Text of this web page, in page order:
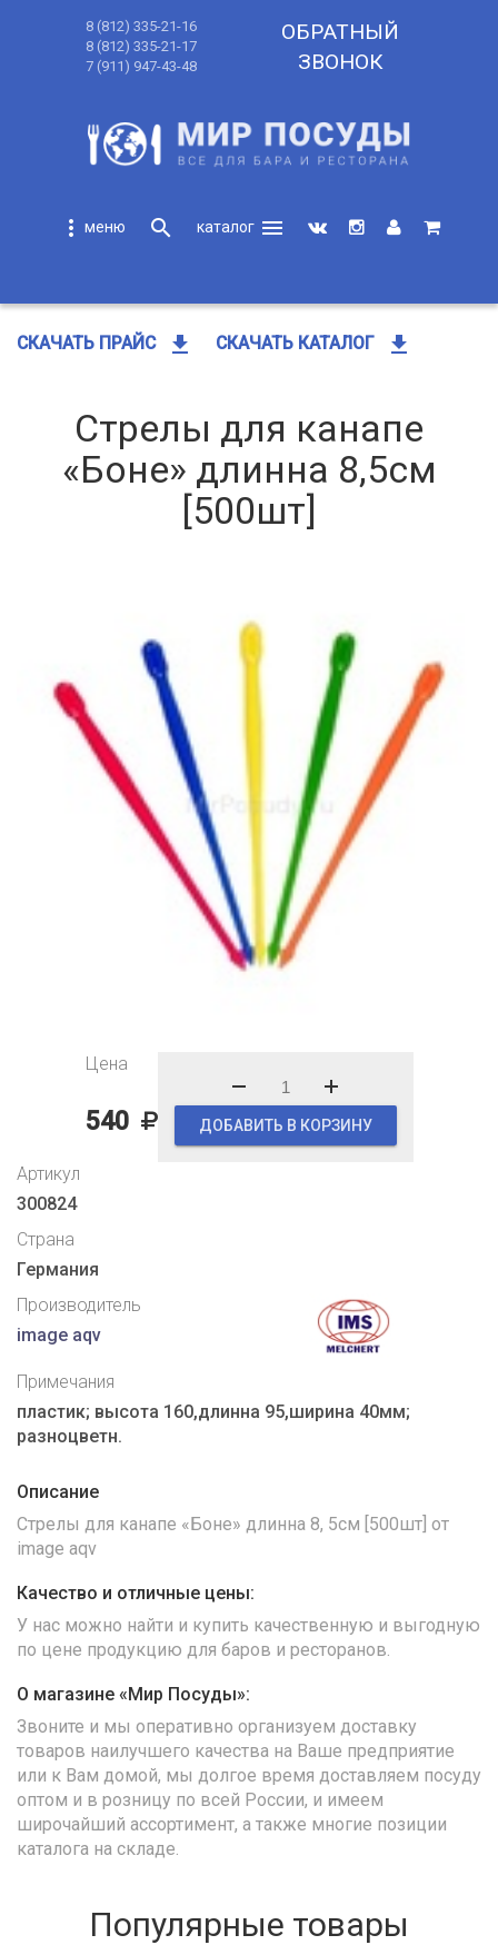
8 (812) 335-21-16
8 (812) 335-21-17
7 (911) 947-43-48
ОБРАТНЫЙ
ЗВОНОК
more_vert search
menu
СКАЧАТЬ ПРАЙС get_app СКАЧАТЬ КАТАЛОГ get_app
Стрелы для канапе
«Боне» длинна 8,5см
[500шт]
Цена
540 ДОБАВИТЬ В КОРЗИНУ
Артикул
300824
Страна
Германия
Производитель
image aqv
Примечания
пластик; высота 160,длинна 95,ширина 40мм;
разноцветн.
Описание
Стрелы для канапе «Боне» длинна 8, 5см [500шт] от
image aqv
Качество и отличные цены:
У нас можно найти и купить качественную и выгодную
по цене продукцию для баров и ресторанов.
О магазине «Мир Посуды»:
Звоните и мы оперативно организуем доставку
товаров наилучшего качества на Ваше предприятие
или к Вам домой, мы долгое время доставляем посуду
оптом и в розницу по всей России, и имеем
широчайший ассортимент, а также многие позиции
каталога на складе.
Популярные товары